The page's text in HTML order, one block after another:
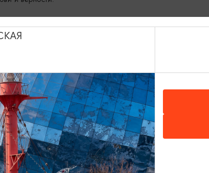
русский народный хора имени Петра Милославова.
Показать на карте